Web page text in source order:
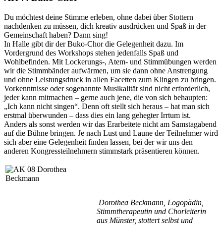
Du möchtest deine Stimme erleben, ohne dabei über Stottern
nachdenken zu müssen, dich kreativ ausdrücken und Spaß in der
Gemeinschaft haben? Dann sing!
In Halle gibt dir der Buko-Chor die Gelegenheit dazu. Im
Vordergrund des Workshops stehen jedenfalls Spaß und
Wohlbefinden. Mit Lockerungs-, Atem- und Stimmübungen werden
wir die Stimmbänder aufwärmen, um sie dann ohne Anstrengung
und ohne Leistungsdruck in allen Facetten zum Klingen zu bringen.
Vorkenntnisse oder sogenannte Musikalität sind nicht erforderlich,
jeder kann mitmachen – gerne auch jene, die von sich behaupten:
„Ich kann nicht singen“. Denn oft stellt sich heraus – hat man sich
erstmal überwunden – dass dies ein lang gehegter Irrtum ist.
Anders als sonst werden wir das Erarbeitete nicht am Samstagabend
auf die Bühne bringen. Je nach Lust und Laune der Teilnehmer wird
sich aber eine Gelegenheit finden lassen, bei der wir uns den
anderen Kongressteilnehmern stimmstark präsentieren können.
Dorothea Beckmann, Logopädin,
Stimmtherapeutin und Chorleiterin
aus Münster, stottert selbst und